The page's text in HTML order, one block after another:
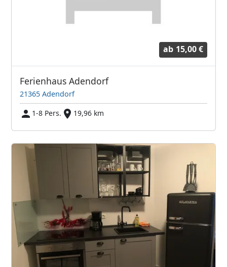
ab 15,00 €
Ferienhaus Adendorf
21365 Adendorf
1-8 Pers.
19,96 km